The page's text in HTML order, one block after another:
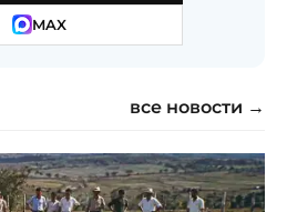
MAX
все новости →